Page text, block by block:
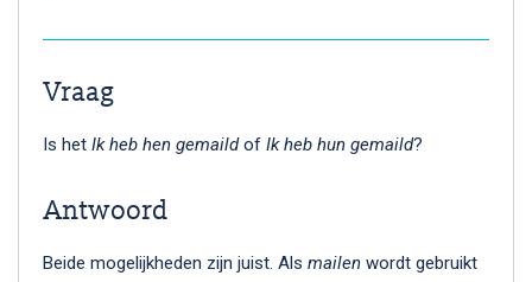
Vraag
Is het Ik heb hen gemaildof Ik heb hun gemaild?
Antwoord
Beide mogelijkheden zijn juist. Als mailen wordt gebruikt